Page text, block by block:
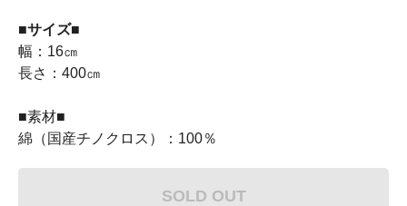
■サイズ■
幅：16㎝
長さ：400㎝
■素材■
綿（国産チノクロス）：100％
SOLD OUT